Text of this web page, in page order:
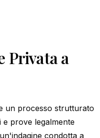
Privata a
un processo strutturato
prove legalmente
condotta a